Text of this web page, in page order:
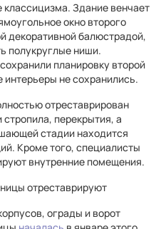
Здание венчает
окно второго
декоративной балюстрадой,
полукруглые ниши.
планировку второй
интерьеры не сохранились.
отреставрирован
перекрытия, а
стадии находится
Кроме того, специалисты
внутренние помещения.
отреставрируют
ограды и ворот